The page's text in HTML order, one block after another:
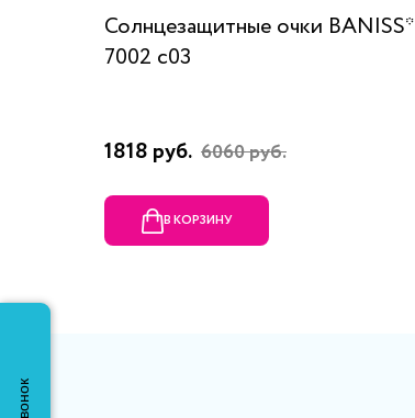
Солнцезащитные очки BANISS*
7002 c03
1818 руб. 6060 руб.
В КОРЗИНУ